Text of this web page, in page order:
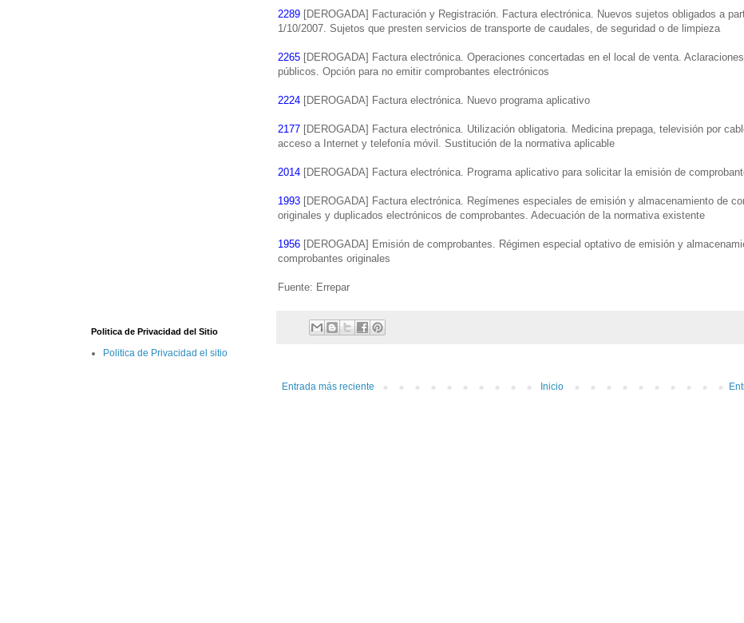
2289 [DEROGADA] Facturación y Registración. Factura electrónica. Nuevos sujetos obligados a
1/10/2007. Sujetos que presten servicios de transporte de caudales, de seguridad o de limpieza
2265 [DEROGADA] Factura electrónica. Operaciones concertadas en el local de venta.
públicos. Opción para no emitir comprobantes electrónicos
2224 [DEROGADA] Factura electrónica. Nuevo programa aplicativo
2177 [DEROGADA] Factura electrónica. Utilización obligatoria. Medicina prepaga, televisión por
acceso a Internet y telefonía móvil. Sustitución de la normativa aplicable
2014 [DEROGADA] Factura electrónica. Programa aplicativo para solicitar la emisión de
1993 [DEROGADA] Factura electrónica. Regímenes especiales de emisión y almacenamiento de
originales y duplicados electrónicos de comprobantes. Adecuación de la normativa existente
1956 [DEROGADA] Emisión de comprobantes. Régimen especial optativo de emisión y
comprobantes originales
Fuente: Errepar
Entrada más reciente Inicio
Politica de Privacidad del Sitio
Politica de Privacidad el sitio